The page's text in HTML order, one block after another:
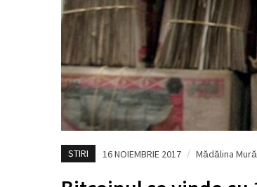
STIRI 16 NOIEMBRIE 2017 / Mădălina